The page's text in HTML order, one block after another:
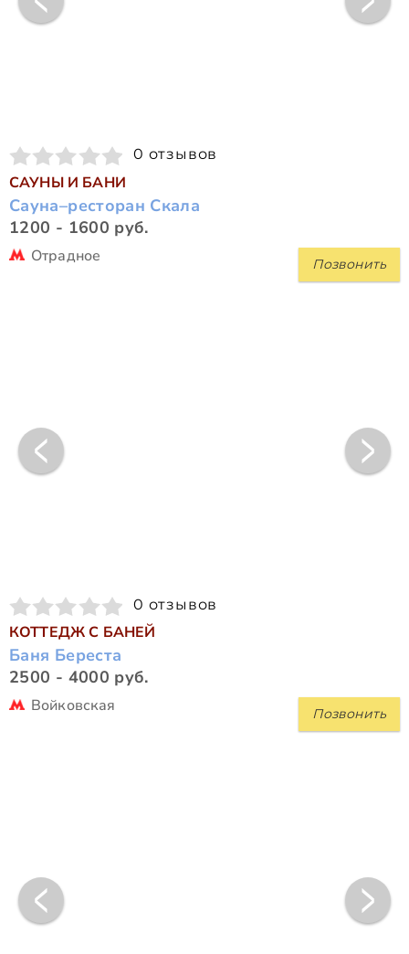
0 отзывов
САУНЫ И БАНИ
Сауна–ресторан Скала
1200 - 1600 руб.
Позвонить
Отрадное
0 отзывов
КОТТЕДЖ С БАНЕЙ
Баня Береста
2500 - 4000 руб.
Позвонить
Войковская